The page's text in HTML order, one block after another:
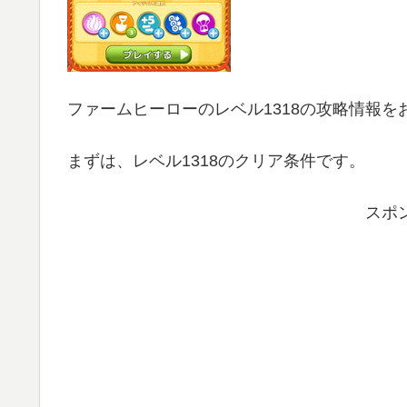
ファームヒーローのレベル1318の攻略情報を
まずは、レベル1318のクリア条件です。
スポ